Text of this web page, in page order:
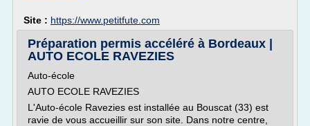
Site : https://www.petitfute.com
Préparation permis accéléré à Bordeaux |
AUTO ECOLE RAVEZIES
Auto-école
AUTO ECOLE RAVEZIES
L'Auto-école Ravezies est installée au Bouscat (33) est
ravie de vous accueillir sur son site. Dans notre centre,